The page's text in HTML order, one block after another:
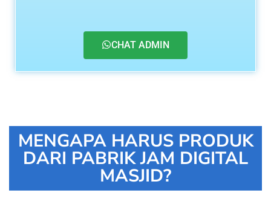
CHAT ADMIN
MENGAPA HARUS PRODUK
DARI PABRIK JAM DIGITAL
MASJID?